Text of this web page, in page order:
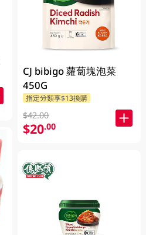
CJ bibigo 蘿蔔塊泡菜
450G
指定分類享$13換購
$42.00
$20.00